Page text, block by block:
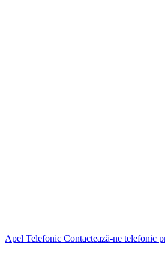
Apel Telefonic Contactează-ne telefonic